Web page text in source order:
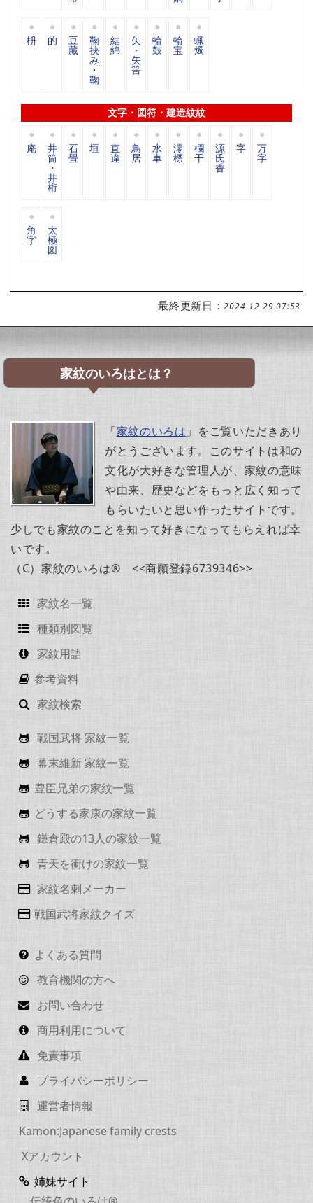
枡 的 豆
藏
鞠
挟
み
・
鞠
結
綿
矢
・
矢
筈
輪
鼓
輪
宝
蝋
燭
文字・図符・建造紋紋
庵 井
筒
・
井
桁
石
畳
垣 直
違
鳥
居
水
車
澪
標
欄
干
源
氏
香
字 万
字
角
字
太
極
図
最終更新日：2024-12-29 07:53
家紋のいろはとは？
「家紋のいろは 」をご覧いただきあり
がとうございます。このサイトは和の
文化が大好きな管理人が、家紋の意味
や由来、歴史などをもっと広く知って
もらいたいと思い作ったサイトです。
少しでも家紋のことを知って好きになってもらえれば幸
いです。
（C）家紋のいろは® <<商願登録6739346>>
家紋名一覧
種類別図覧
家紋用語
参考資料
家紋検索
戦国武将 家紋一覧
幕末維新 家紋一覧
豊臣兄弟の家紋一覧
どうする家康の家紋一覧
鎌倉殿の13人の家紋一覧
青天を衝けの家紋一覧
家紋名刺メーカー
戦国武将家紋クイズ
よくある質問
教育機関の方へ
お問い合わせ
商用利用について
免責事項
プライバシーポリシー
運営者情報
Kamon:Japanese family crests
Xアカウント
姉妹サイト